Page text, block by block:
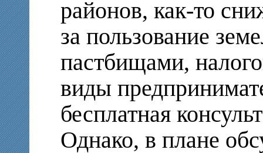
районов, как-то
за пользование
пастбищами,
виды
бесплатная
Однако, в плане